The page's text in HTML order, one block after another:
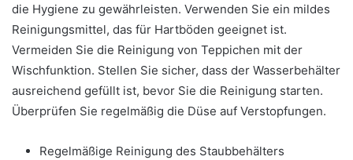
die Hygiene zu gewährleisten. Verwenden Sie ein mildes
Reinigungsmittel, das für Hartböden geeignet ist.
Vermeiden Sie die Reinigung von Teppichen mit der
Wischfunktion. Stellen Sie sicher, dass der Wasserbehälter
ausreichend gefüllt ist, bevor Sie die Reinigung starten.
Überprüfen Sie regelmäßig die Düse auf Verstopfungen.
Regelmäßige Reinigung des Staubbehälters